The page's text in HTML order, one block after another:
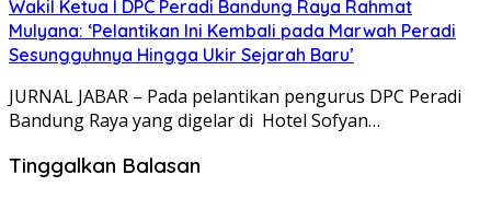
Wakil Ketua I DPC Peradi Bandung Raya Rahmat
Mulyana: ‘Pelantikan Ini Kembali pada Marwah Peradi
Sesungguhnya Hingga Ukir Sejarah Baru’
JURNAL JABAR – Pada pelantikan pengurus DPC Peradi
Bandung Raya yang digelar di Hotel Sofyan…
Tinggalkan Balasan